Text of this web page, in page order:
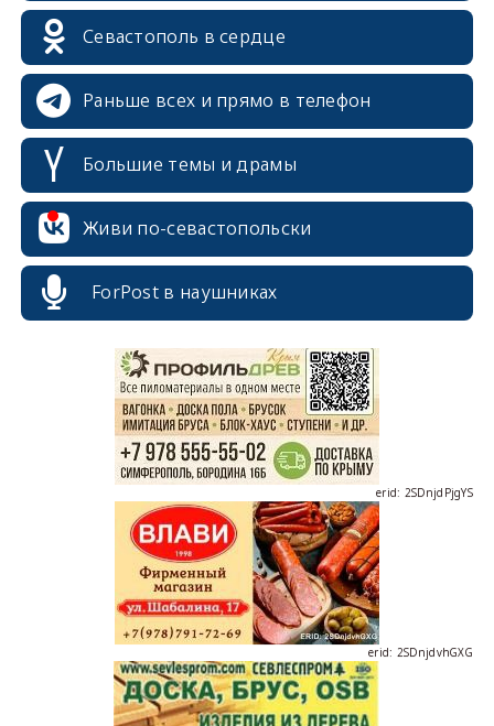
Севастополь в сердце
Раньше всех и прямо в телефон
Большие темы и драмы
Живи по-севастопольски
ForPost в наушниках
erid: 2SDnjcrDNw6
erid: 2SDnjdPjgYS
erid: 2SDnjdvhGXG